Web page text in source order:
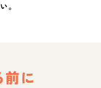
。
に